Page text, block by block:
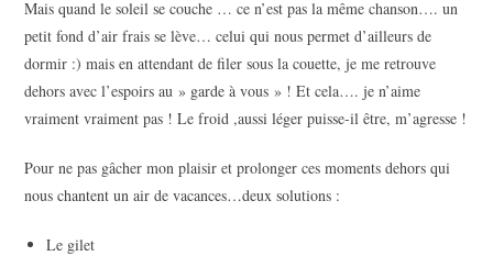
Mais quand le soleil se couche … ce n’est pas la même chanson…. un
petit fond d’air frais se lève… celui qui nous permet d’ailleurs de
dormir :) mais en attendant de filer sous la couette, je me retrouve
dehors avec l’espoirs au » garde à vous » ! Et cela…. je n’aime
vraiment vraiment pas ! Le froid ,aussi léger puisse-il être, m’agresse !
Pour ne pas gâcher mon plaisir et prolonger ces moments dehors qui
nous chantent un air de vacances…deux solutions :
Le gilet